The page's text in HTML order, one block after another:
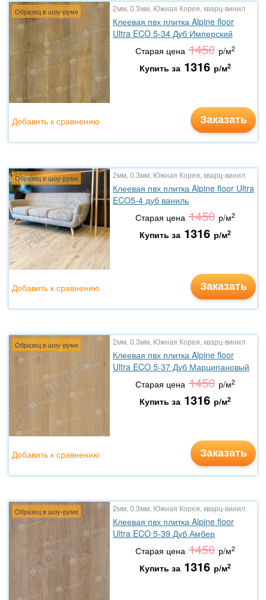
Образец в шоу-руме 2мм, 0.3мм, Южная Корея, кварц-винил
Клеевая пвх плитка Alpine floor
Ultra ECO 5-34 Дуб Имперский
Старая цена 1450 р/м2
Купить за 1316 р/м2
Заказать
Добавить к сравнению
Образец в шоу-руме 2мм, 0.3мм, Южная Корея, кварц-винил
Клеевая пвх плитка Alpine floor Ultra
ECO5-4 дуб ваниль
Старая цена 1450 р/м2
Купить за 1316 р/м2
Заказать
Добавить к сравнению
Образец в шоу-руме 2мм, 0.3мм, Южная Корея, кварц-винил
Клеевая пвх плитка Alpine floor
Ultra ECO 5-37 Дуб Марципановый
Старая цена 1450 р/м2
Купить за 1316 р/м2
Заказать
Добавить к сравнению
Образец в шоу-руме 2мм, 0.3мм, Южная Корея, кварц-винил
Клеевая пвх плитка Alpine floor
Ultra ECO 5-39 Дуб Амбер
Старая цена 1450 р/м2
Купить за 1316 р/м2